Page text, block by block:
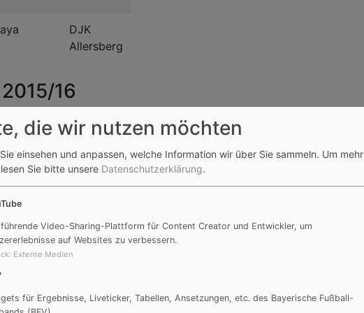
DJK
Allersberg
16
Jannik Eimer
Hannes Rupp
die wir nutzen möchten
einsehen und anpassen, welche Information wir über Sie sammeln. Um mehr
Sie bitte unsere Datenschutzerklärung.
führende Video-Sharing-Plattform für Content Creator und Entwickler, um
auf Websites zu verbessern.
: Externe Medien
für Ergebnisse, Liveticker, Tabellen, Ansetzungen, etc. des Bayerische Fußball-